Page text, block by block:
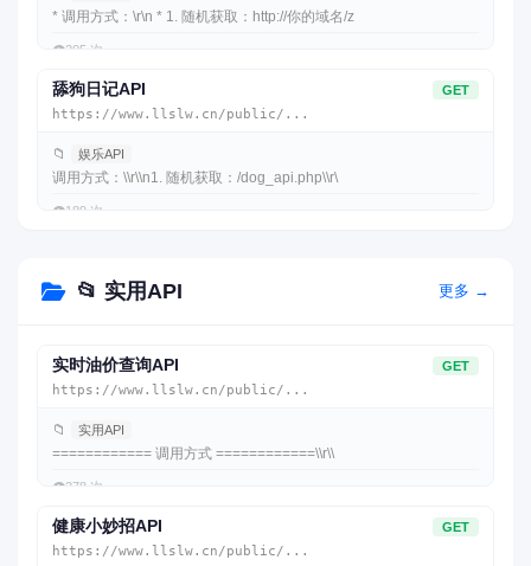
* 调用方式：\r\n * 1. 随机获取：http://你的域名/z
👁️205 次
舔狗日记API GET
https://www.llslw.cn/public/...
📁 娱乐API
调用方式：\\r\\n1. 随机获取：/dog_api.php\\r\
👁️189 次
📂 实用API 更多 →
实时油价查询API GET
https://www.llslw.cn/public/...
📁 实用API
============ 调用方式 ============\\r\\
👁️278 次
健康小妙招API GET
https://www.llslw.cn/public/...